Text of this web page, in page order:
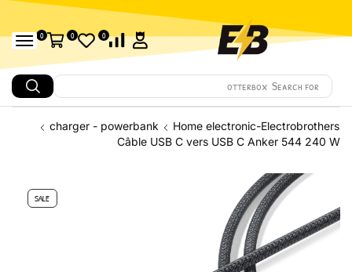
Search for
Amazfit
0
0
0
Home electronic-Electrobrothers
charger - powerbank
Câble USB C vers USB C Anker 544 240 W
SALE